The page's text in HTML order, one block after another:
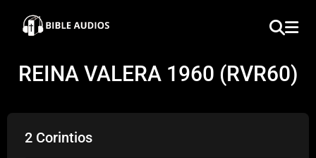
×
Bible
REINA VALERA 1960 (RVR60)
2 Corintios